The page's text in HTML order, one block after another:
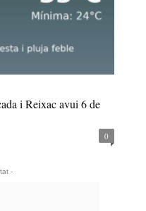
i Reixac avui 6 de
0
-